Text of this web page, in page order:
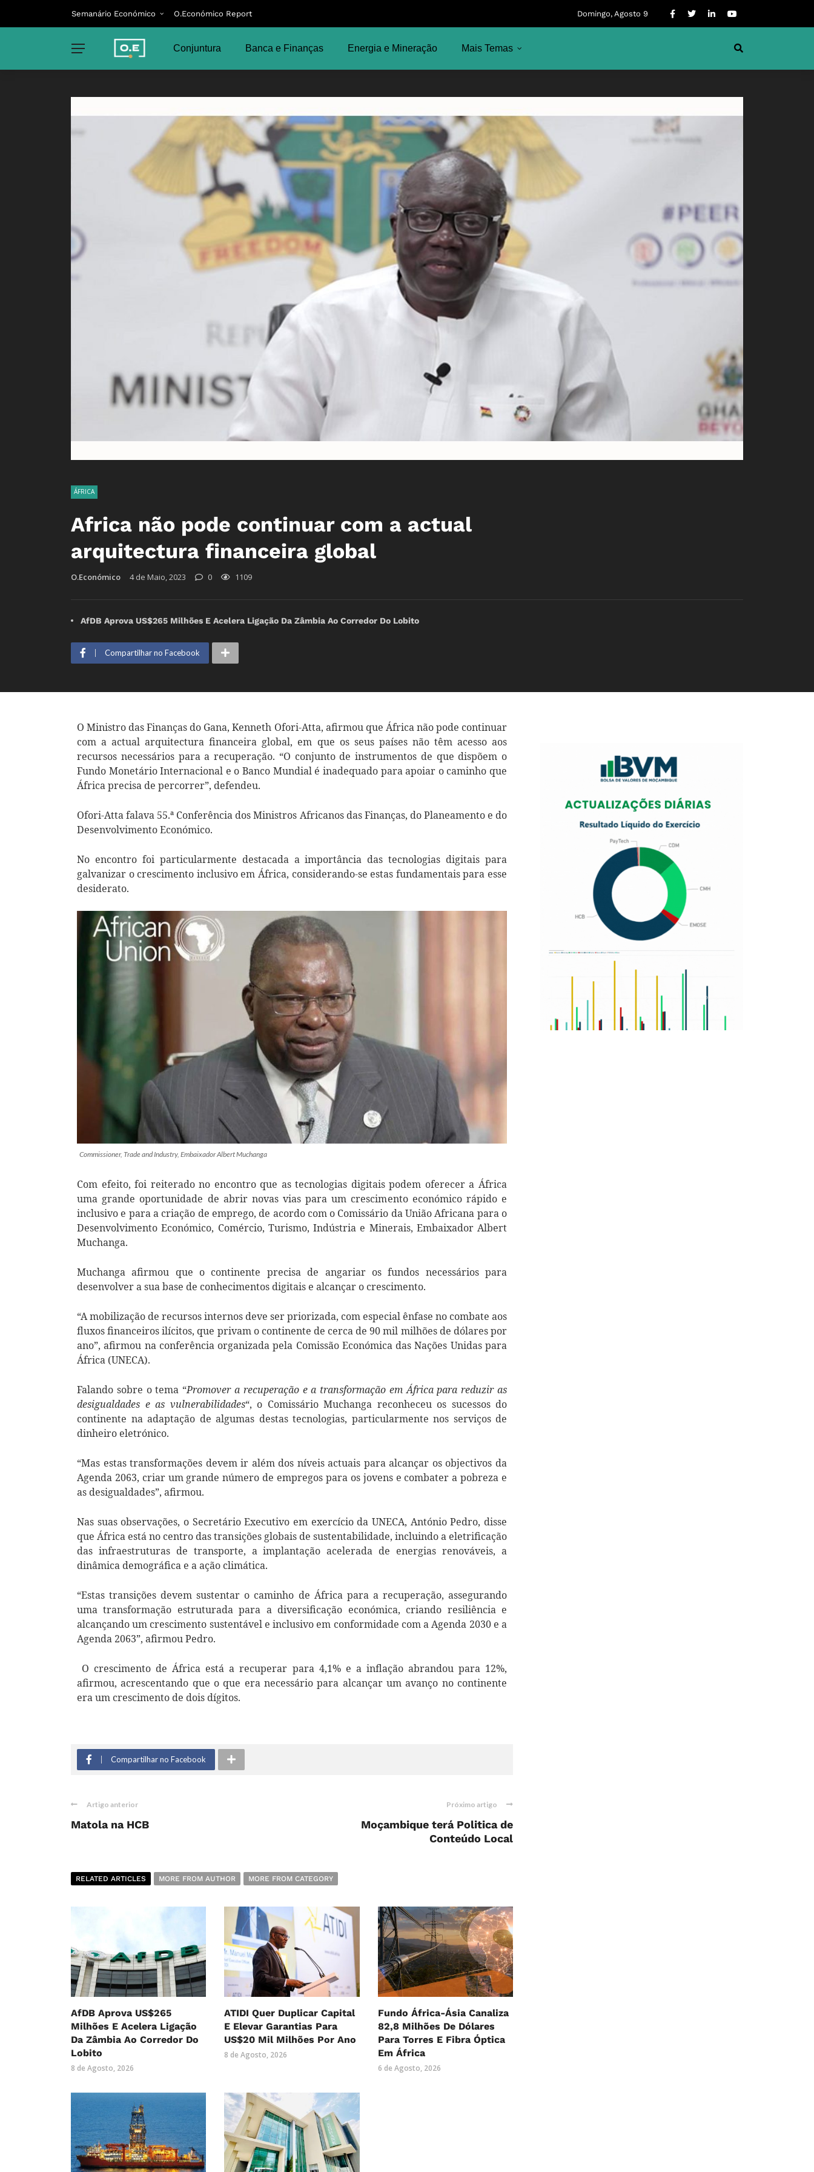
Semanário Económico O.Económico Report Domingo, Agosto 9
Conjuntura Banca e Finanças Energia e Mineração Mais Temas
ÁFRICA
Africa não pode continuar com a actual
arquitectura financeira global
O.Económico 4 de Maio, 2023 0 1109
AfDB Aprova US$265 Milhões E Acelera Ligação Da Zâmbia Ao Corredor Do Lobito
Compartilhar no Facebook
O Ministro das Finanças do Gana, Kenneth Ofori-Atta, afirmou que África não pode continuar
com a actual arquitectura financeira global, em que os seus países não têm acesso aos
recursos necessários para a recuperação. “O conjunto de instrumentos de que dispõem o
Fundo Monetário Internacional e o Banco Mundial é inadequado para apoiar o caminho que
África precisa de percorrer”, defendeu.
Ofori-Atta falava 55.ª Conferência dos Ministros Africanos das Finanças, do Planeamento e do
Desenvolvimento Económico.
No encontro foi particularmente destacada a importância das tecnologias digitais para
galvanizar o crescimento inclusivo em África, considerando-se estas fundamentais para esse
desiderato.
Commissioner, Trade and Industry, Embaixador Albert Muchanga
Com efeito, foi reiterado no encontro que as tecnologias digitais podem oferecer a África
uma grande oportunidade de abrir novas vias para um crescimento económico rápido e
inclusivo e para a criação de emprego, de acordo com o Comissário da União Africana para o
Desenvolvimento Económico, Comércio, Turismo, Indústria e Minerais, Embaixador Albert
Muchanga.
Muchanga afirmou que o continente precisa de angariar os fundos necessários para
desenvolver a sua base de conhecimentos digitais e alcançar o crescimento.
“A mobilização de recursos internos deve ser priorizada, com especial ênfase no combate aos
fluxos financeiros ilícitos, que privam o continente de cerca de 90 mil milhões de dólares por
ano”, afirmou na conferência organizada pela Comissão Económica das Nações Unidas para
África (UNECA).
Falando sobre o tema “Promover a recuperação e a transformação em África para reduzir as
desigualdades e as vulnerabilidades“, o Comissário Muchanga reconheceu os sucessos do
continente na adaptação de algumas destas tecnologias, particularmente nos serviços de
dinheiro eletrónico.
“Mas estas transformações devem ir além dos níveis actuais para alcançar os objectivos da
Agenda 2063, criar um grande número de empregos para os jovens e combater a pobreza e
as desigualdades”, afirmou.
Nas suas observações, o Secretário Executivo em exercício da UNECA, António Pedro, disse
que África está no centro das transições globais de sustentabilidade, incluindo a eletrificação
das infraestruturas de transporte, a implantação acelerada de energias renováveis, a
dinâmica demográfica e a ação climática.
“Estas transições devem sustentar o caminho de África para a recuperação, assegurando
uma transformação estruturada para a diversificação económica, criando resiliência e
alcançando um crescimento sustentável e inclusivo em conformidade com a Agenda 2030 e a
Agenda 2063”, afirmou Pedro.
O crescimento de África está a recuperar para 4,1% e a inflação abrandou para 12%,
afirmou, acrescentando que o que era necessário para alcançar um avanço no continente
era um crescimento de dois dígitos.
Compartilhar no Facebook
Artigo anterior
Matola na HCB
Próximo artigo
Moçambique terá Politica de
Conteúdo Local
RELATED ARTICLES MORE FROM AUTHOR MORE FROM CATEGORY
AfDB Aprova US$265
Milhões E Acelera Ligação
Da Zâmbia Ao Corredor Do
Lobito
8 de Agosto, 2026
ATIDI Quer Duplicar Capital
E Elevar Garantias Para
US$20 Mil Milhões Por Ano
8 de Agosto, 2026
Fundo África-Ásia Canaliza
82,8 Milhões De Dólares
Para Torres E Fibra Óptica
Em África
6 de Agosto, 2026